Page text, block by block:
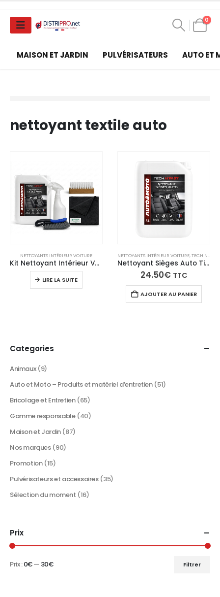
0
MAISON ET JARDIN PULVÉRISATEURS AUTO ET
nettoyant textile auto
NETTOYANTS INTÉRIEUR VOITURE
Kit Nettoyant Intérieur Voiture Complet – Sièges, Tapis & Moquettes
LIRE LA SUITE
NETTOYANTS INTÉRIEUR VOITURE,TECH N'FAST
Nettoyant Sièges Auto Tissus & Moquettes – intérieur voiture – 5L – Tech N’Fast
24.50€ TTC
AJOUTER AU PANIER
Categories
Animaux (9)
Auto et Moto – Produits et matériel d’entretien (51)
Bricolage et Entretien (65)
Gamme responsable (40)
Maison et Jardin (87)
Nos marques (90)
Promotion (15)
Pulvérisateurs et accessoires (35)
Sélection du moment (16)
Prix
Filtrer
Prix :0€— 30€